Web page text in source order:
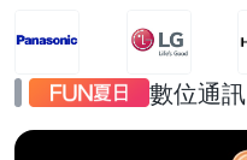
數位通訊